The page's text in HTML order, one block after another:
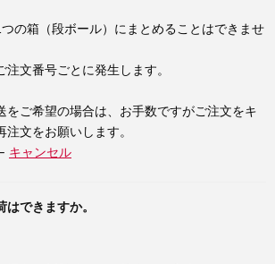
の箱（段ボール）にまとめることはできませ
注文番号ごとに発生します。
をご希望の場合は、お手数ですがご注文をキ
注文をお願いします。
キャンセル
はできますか。